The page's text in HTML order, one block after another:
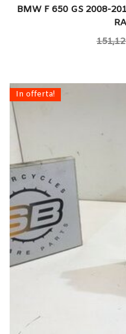
BMW F 650 GS 2008-
151,12
In offerta!